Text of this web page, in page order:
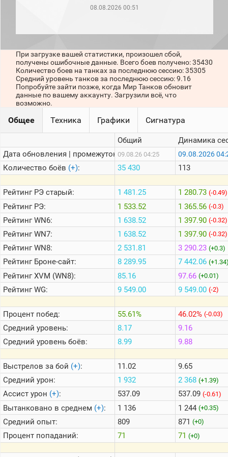
месяц)
игроков
последние
сессии)
1000
стримеров
Информация
Онлайн
Цветовая
шкала
Теlegram
ВК
Портал
Мира
08.08.2026 00:51
При загрузке вашей статистики, произошел сбой,
получены ошибочные данные. Всего боев получено: 35430
Количество боев на танках за последнюю сессию: 35305
Средний уровень танков за последнюю сессию: 9.16
Попробуйте зайти позже, когда Мир Танков обновит
данные по вашему аккаунту. Загрузили всё, что
возможно.
Общее Техника Графики Сигнатура
Дата обновления | промежуток:
Количество боёв (+):
РейтингРЭ старый:
РейтингРЭ:
РейтингWN6:
РейтингWN7:
РейтингWN8:
РейтингБроне-сайт:
РейтингXVM (WN8):
РейтингWG:
Процент побед:
Средний уровень:
Средний уровень боёв:
Выстрелов за бой (+):
Средний урон:
Ассист урон (+):
Вытанковано в среднем (+):
Средний опыт:
Процент попаданий:
Общий
09.08.26 04:25
35 430
1 481.25
1 533.52
1 638.52
1 638.52
2 531.81
8 289.95
85.16
9 549.00
55.61%
8.17
8.99
11.02
1 932
537.09
1 136
809
71
Динамика
09.08.2026
113
1 280.73 (-0.49)
1 365.56 (-0.3)
1 397.90 (-0.32)
1 397.90 (-0.32)
3 290.23 (+0.3)
7 442.06
97.66 (+0.01)
9 549.00 (-2)
46.02% (-0.03)
9.16
9.88
9.65
2 368 (+1.39)
537.09 (-0.61)
1 244 (+0.35)
871 (+0)
71 (+0)